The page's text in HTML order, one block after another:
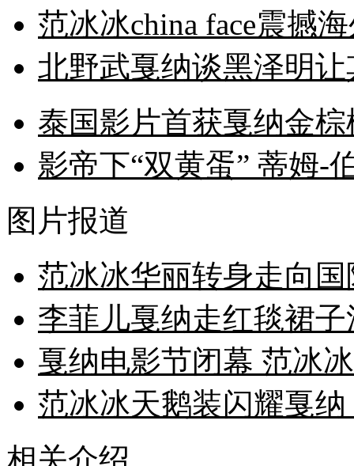
范冰冰china face震撼
北野武戛纳谈黑泽明
泰国影片首获戛纳金
影帝下“双黄蛋” 蒂姆-
图片报道
范冰冰华丽转身走向
李菲儿戛纳走红毯裙
戛纳电影节闭幕 范冰
范冰冰天鹅装闪耀戛